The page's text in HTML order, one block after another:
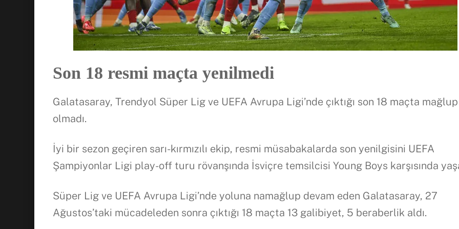
Son 18 resmi maçta yenilmedi
Galatasaray, Trendyol Süper Lig ve UEFA Avrupa Ligi’nde çıktığı son 18 maçta mağlup
olmadı.
İyi bir sezon geçiren sarı-kırmızılı ekip, resmi müsabakalarda son yenilgisini UEFA
Şampiyonlar Ligi play-off turu rövanşında İsviçre temsilcisi Young Boys karşısında
Süper Lig ve UEFA Avrupa Ligi’nde yoluna namağlup devam eden Galatasaray, 27
Ağustos’taki mücadeleden sonra çıktığı 18 maçta 13 galibiyet, 5 beraberlik aldı.